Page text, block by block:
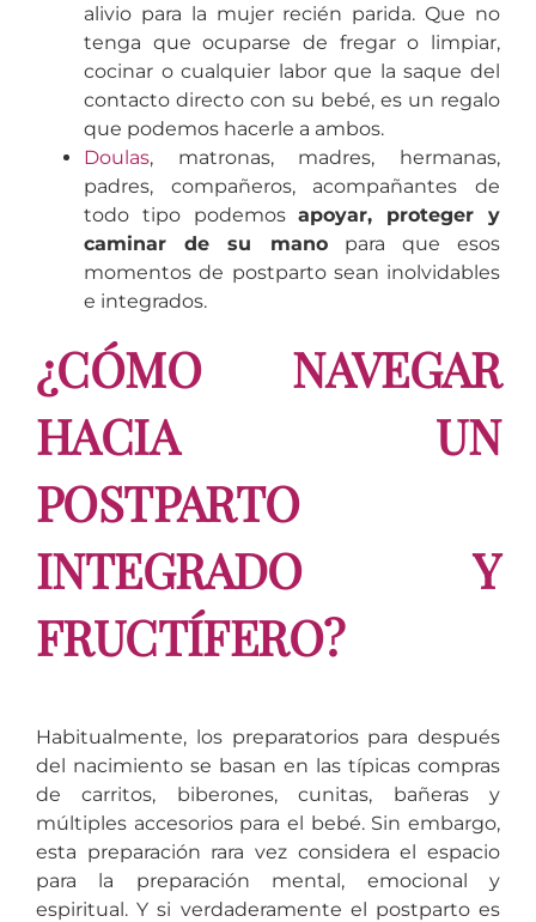
alivio para la mujer recién parida. Que no
tenga que ocuparse de fregar o limpiar,
cocinar o cualquier labor que la saque del
contacto directo con su bebé, es un regalo
que podemos hacerle a ambos.
Doulas, matronas, madres, hermanas,
padres, compañeros, acompañantes de
todo tipo podemosapoyar, proteger y
caminar de su manopara que esos
momentos de postparto sean inolvidables
e integrados.
¿CÓMO NAVEGAR
HACIA UN
POSTPARTO
INTEGRADO Y
FRUCTÍFERO?
Habitualmente, los preparatorios para después
del nacimiento se basan en las típicas compras
de carritos, biberones, cunitas, bañeras y
múltiples accesorios para el bebé. Sin embargo,
esta preparación rara vez considera el espacio
para la preparación mental, emocional y
espiritual. Y si verdaderamente el postparto es